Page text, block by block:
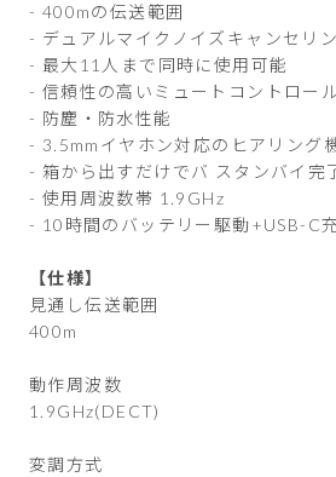
- 400mの伝送範囲
- デュアルマイクノイズキャンセリ
- 最大11人まで同時に使用可能
- 信頼性の高いミュートコントロー
- 防塵・防水性能
- 3.5mmイヤホン対応のヒアリング
- 箱から出すだけでバ スタンバイ完
- 使用周波数帯 1.9GHz
- 10時間のバッテリー駆動+USB-C
【仕様】
見通し伝送範囲
400m
動作周波数
1.9GHz(DECT)
変調方式